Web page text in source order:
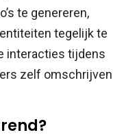
te genereren,
tegelijk te
interacties tijdens
zelf omschrijven